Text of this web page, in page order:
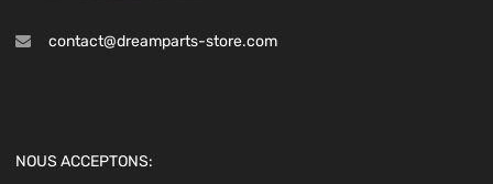
contact@dreamparts-store.com
NOUS ACCEPTONS: